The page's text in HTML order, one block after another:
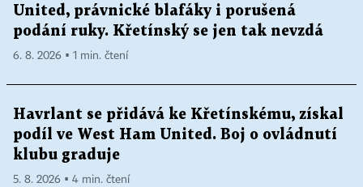
United, právnické blafáky i porušená
podání ruky. Křetínský se jen tak nevzdá
6. 8. 2026 ▪ 1 min. čtení
Havrlant se přidává ke Křetínskému, získal
podíl ve West Ham United. Boj o ovládnutí
klubu graduje
5. 8. 2026 ▪ 4 min. čtení